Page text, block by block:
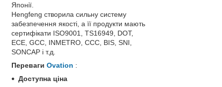
Японії.
Hengfeng створила сильну систему
забезпечення якості, а її продукти мають
сертифікати ISO9001, TS16949, DOT,
ECE, GCC, INMETRO, CCC, BIS, SNI,
SONCAP і т.д.
Переваги Ovation :
Доступна ціна